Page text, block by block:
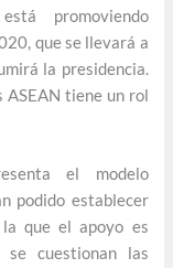
promoviendo
que se llevará a
la presidencia.
tiene un rol
el modelo
podido establecer
que el apoyo es
cuestionan las